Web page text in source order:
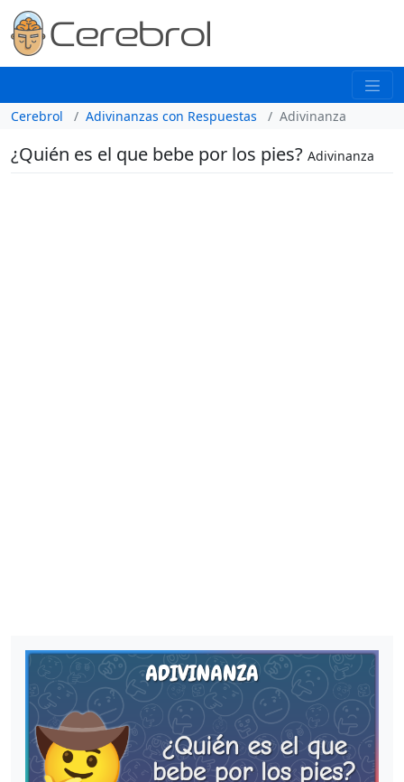
Cerebrol Adivinanzas con Respuestas Adivinanza
¿Quién es el que bebe por los pies? Adivinanza